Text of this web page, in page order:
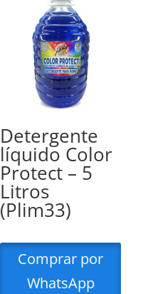
Detergente
líquido Color
Protect – 5
Litros
(Plim33)
Comprar por
WhatsApp